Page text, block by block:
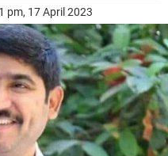
pm, 17 April 2023